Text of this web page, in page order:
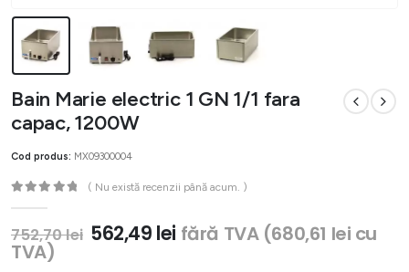
Bain Marie electric 1 GN 1/1 fara
capac, 1200W
Cod produs: MX09300004
( Nu există recenzii până acum. )
752,70lei Prețul
inițial
562,49 lei Prețul
fără TVA (680,61 lei cu
TVA)